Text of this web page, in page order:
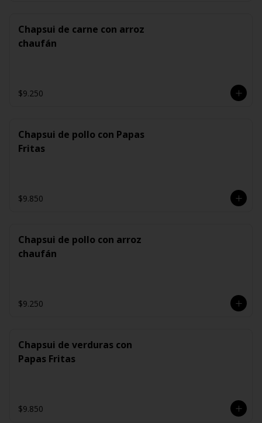
Chapsui de carne con arroz
chaufán
$9.250
Chapsui de pollo con Papas
Fritas
$9.850
Chapsui de pollo con arroz
chaufán
$9.250
Chapsui de verduras con
Papas Fritas
$9.850